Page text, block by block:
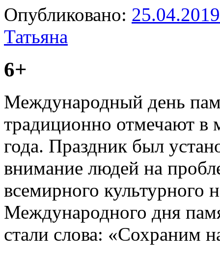
Опубликовано: 25.04.2019
Татьяна
6+
Международный день
традиционно отмечают в
года. Праздник был
внимание людей на
всемирного культурного
Международного дня
стали слова: «Сохраним